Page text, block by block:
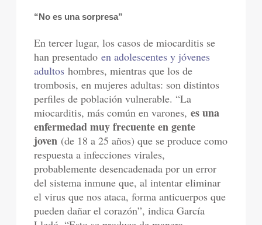
“No es una sorpresa”
En tercer lugar, los casos de miocarditis se
han presentadoen adolescentes y jóvenes
adultoshombres, mientras que los de
trombosis, en mujeres adultas: son distintos
perfiles de población vulnerable. “La
miocarditis, más común en varones,es una
enfermedad muy frecuente en gente
joven (de 18 a 25 años) que se produce como
respuesta a infecciones virales,
probablemente desencadenada por un error
del sistema inmune que, al intentar eliminar
el virus que nos ataca, forma anticuerpos que
pueden dañar el corazón”, indica García